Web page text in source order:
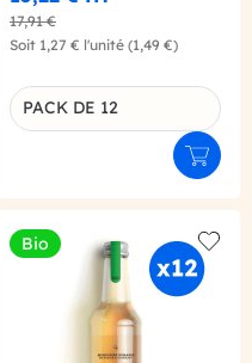
panier
17,91 €
Soit 1,27 € l'unité (1,49 €)
Déclinaison du produit
PACK DE 12
Bio
Add